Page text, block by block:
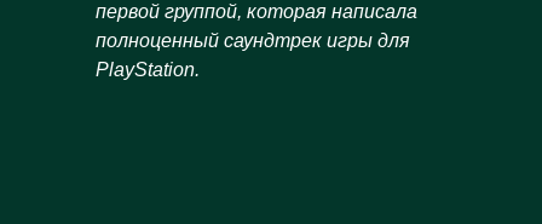
первой группой, которая написала
полноценный саундтрек игры для
PlayStation.